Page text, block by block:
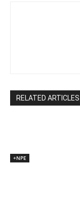
RELATED ARTICLES
+NPE